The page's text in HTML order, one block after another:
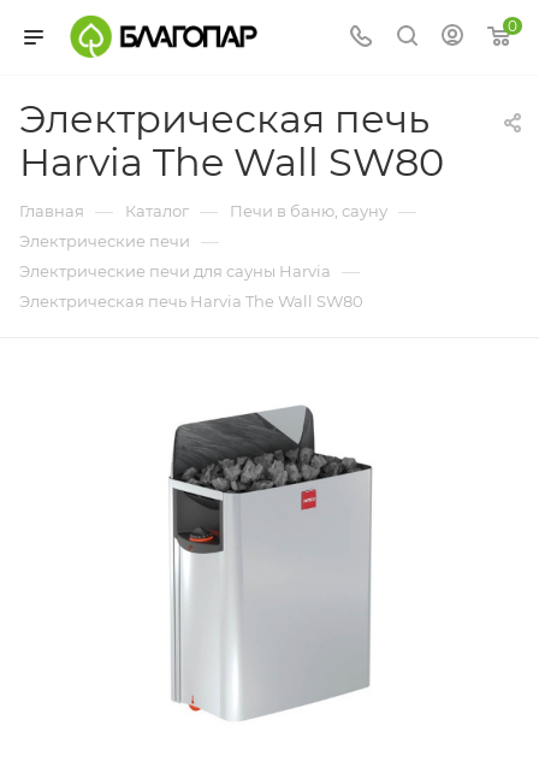
0
Электрическая печь
Harvia The Wall SW80
Главная — Каталог — Печи в баню, сауну —
Электрические печи —
Электрические печи для сауны Harvia —
Электрическая печь Harvia The Wall SW80